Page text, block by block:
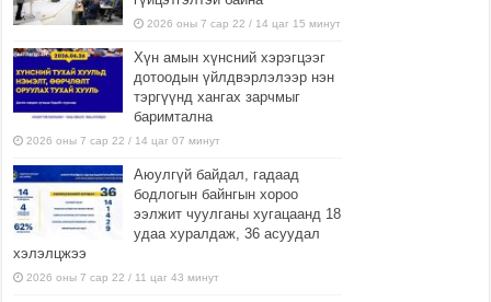
2026 оны 7 сар 22 / 14 цаг 15 минут
Хүн амын хүнсний хэрэгцээг
дотоодын үйлдвэрлэлээр нэн
тэргүүнд хангах зарчмыг
баримтална
2026 оны 7 сар 22 / 14 цаг 07 минут
Аюулгүй байдал, гадаад
бодлогын байнгын хороо
ээлжит чуулганы хугацаанд 18
удаа хуралдаж, 36 асуудал
хэлэлцжээ
2026 оны 7 сар 22 / 11 цаг 43 минут